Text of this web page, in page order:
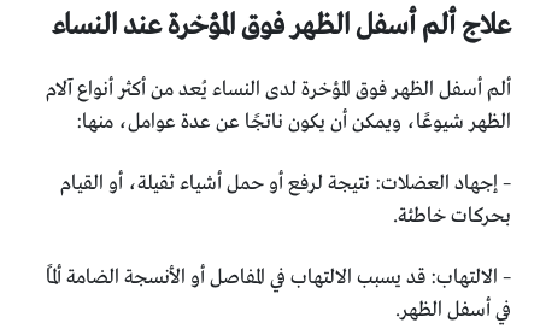
علاج ألم أسفل الظهر فوق المؤخرة عند النساء
ألم أسفل الظهر فوق المؤخرة لدى النساء يُعد من أكثر أنواع آلام
الظهر شيوعًا، ويمكن أن يكون ناتجًا عن عدة عوامل، منها:
– إجهاد العضلات: نتيجة لرفع أو حمل أشياء ثقيلة، أو القيام
بحركات خاطئة.
– الالتهاب: قد يسبب الالتهاب في المفاصل أو الأنسجة الضامة ألمًا
في أسفل الظهر.